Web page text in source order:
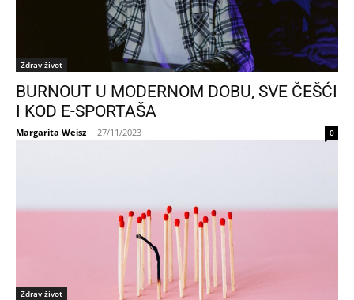
Zdrav život
BURNOUT U MODERNOM DOBU, SVE ČEŠĆI
I KOD E-SPORTAŠA
Margarita Weisz - 27/11/2023 0
Zdrav život